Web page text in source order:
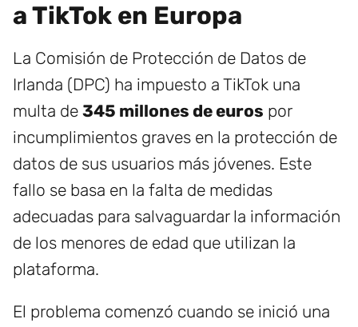
a TikTok en Europa
La Comisión de Protección de Datos de
Irlanda (DPC) ha impuesto a TikTok una
multa de 345 millones de euros por
incumplimientos graves en la protección de
datos de sus usuarios más jóvenes. Este
fallo se basa en la falta de medidas
adecuadas para salvaguardar la información
de los menores de edad que utilizan la
plataforma.
El problema comenzó cuando se inició una